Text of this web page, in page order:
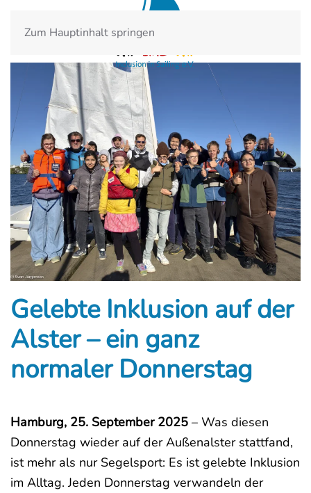
Zum Hauptinhalt springen
Gelebte Inklusion auf der
Alster – ein ganz
normaler Donnerstag
Hamburg, 25. September 2025 – Was diesen
Donnerstag wieder auf der Außenalster stattfand,
ist mehr als nur Segelsport: Es ist gelebte Inklusion
im Alltag. Jeden Donnerstag verwandeln der